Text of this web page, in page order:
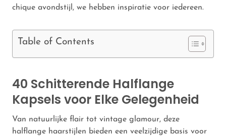
chique avondstijl, we hebben inspiratie voor iedereen.
Table of Contents
40 Schitterende Halflange
Kapsels voor Elke Gelegenheid
Van natuurlijke flair tot vintage glamour, deze
halflange haarstijlen bieden een veelzijdige basis voor